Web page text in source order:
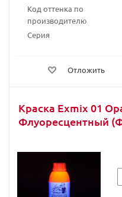
Код оттенка по
производителю
Серия
Отложить
Краска Exmix 01
Флуоресцентный